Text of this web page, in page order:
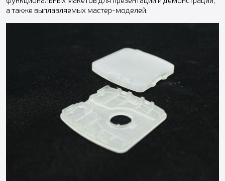
а также выплавляемых мастер-моделей.